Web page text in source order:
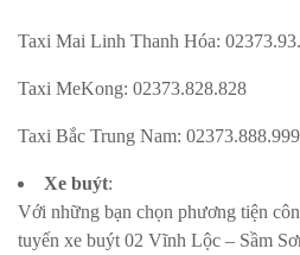
Taxi Mai Linh Thanh Hóa:
Taxi MeKong: 02373.828.828
Taxi Bắc Trung Nam: 02373.888.999
Xe buýt:
Với những bạn chọn phương tiện
tuyến xe buýt 02 Vĩnh Lộc – Sầm